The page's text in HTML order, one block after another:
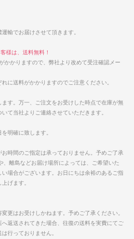
輸でお届けさせて頂きます。
様は、送料無料！
かかりますので、弊社より改めて受注確認メー
に送料がかかりますのでご注意ください。
す。万一、ご注文をお受けした時点で在庫が無
て当社よりご連絡させていただきます。
明確に致します。
時間のご指定は承っておりません。予めご了承
、離島などお届け場所によっては、ご希望いた
場合がございます。お日にちは余裕のあるご指
げます。
更はお受けしかねます。予めご了承ください。
返送されてきた場合、往復の送料を実費にてご
行っておりません。